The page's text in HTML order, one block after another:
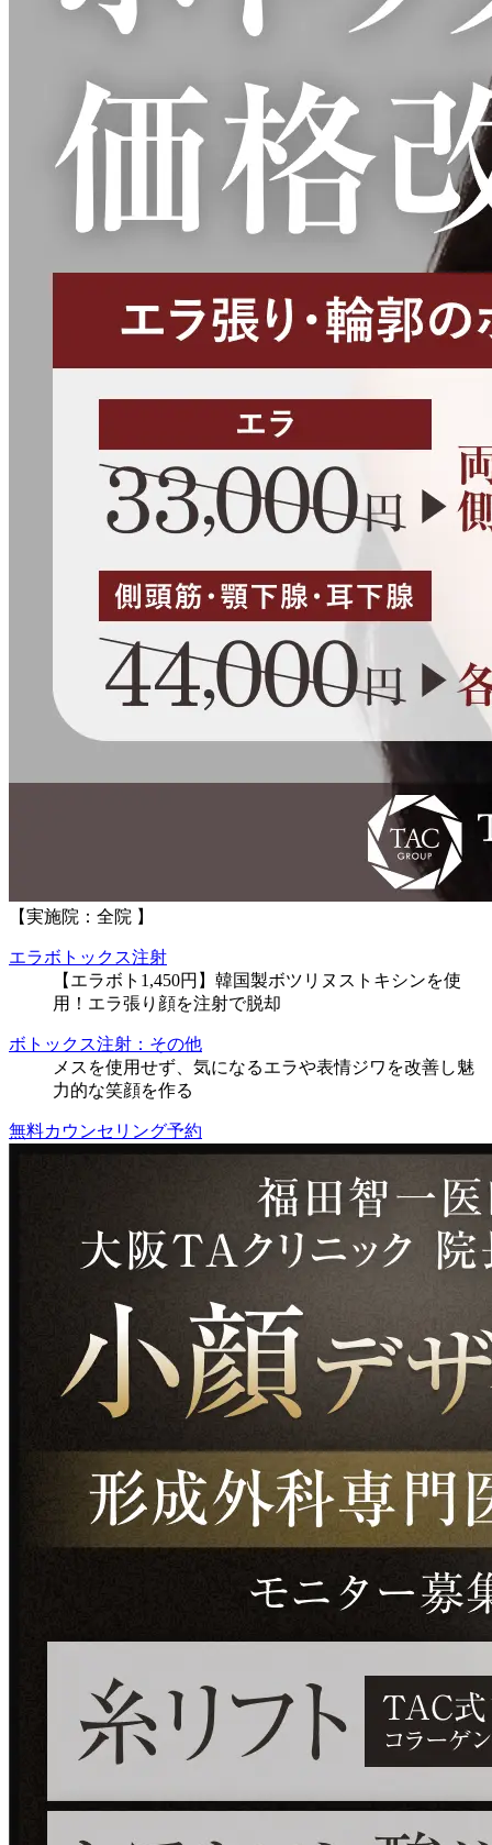
【実施院：全院 】
エラボトックス注射
【エラボト1,450円】韓国製ボツリヌストキシンを使
用！エラ張り顔を注射で脱却
ボトックス注射：その他
メスを使用せず、気になるエラや表情ジワを改善し魅
力的な笑顔を作る
無料カウンセリング予約